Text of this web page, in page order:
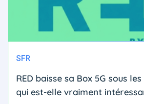
SFR
RED baisse sa Box 5G sous
qui est-elle vraiment